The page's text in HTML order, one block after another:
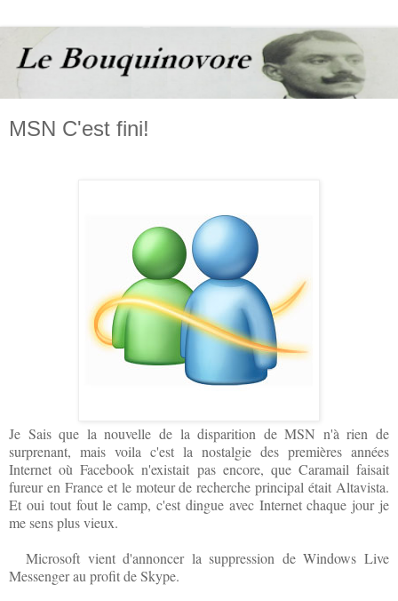
MSN C'est fini!
Je Sais que la nouvelle de la disparition de MSN n'à rien de
surprenant, mais voila c'est la nostalgie des premières années
Internet où Facebook n'existait pas encore, que Caramail faisait
fureur en France et le moteur de recherche principal était Altavista.
Et oui tout fout le camp, c'est dingue avec Internet chaque jour je
me sens plus vieux.
Microsoft vient d'annoncer la suppression de Windows Live
Messenger au profit de Skype.